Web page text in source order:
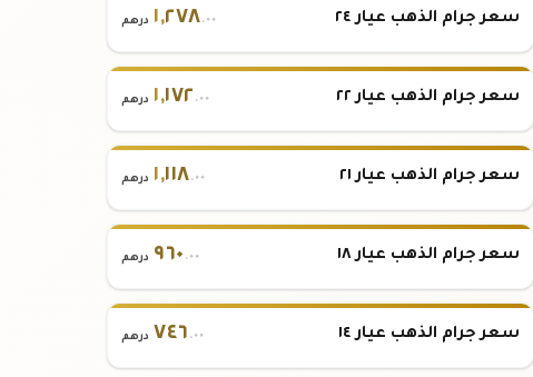
سعر جرام الذهب عيار ٢٤ ١,٢٧٨.٠٠ درهم
سعر جرام الذهب عيار ٢٢ ١,١٧٢ .٠٠ درهم
سعر جرام الذهب عيار ٢١ ١,١١٨.٠٠ درهم
سعر جرام الذهب عيار ١٨ ٩٦٠ .٠٠ درهم
سعر جرام الذهب عيار ١٤ ٧٤٦ .٠٠ درهم